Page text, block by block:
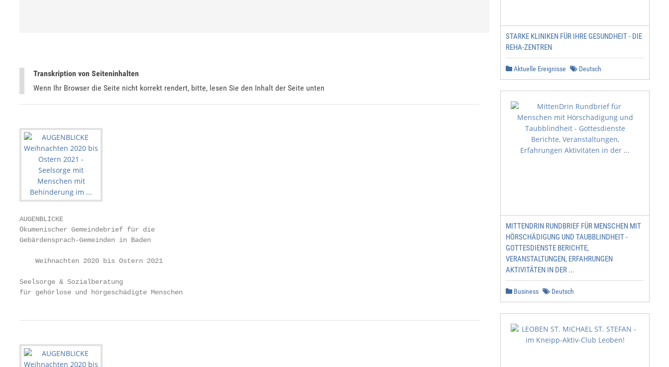
Transkription von Seiteninhalten
Wenn Ihr Browser die Seite nicht korrekt rendert, bitte, lesen Sie den Inhalt der Seite unten
AUGENBLICKE
Ökumenischer Gemeindebrief für die
Gebärdensprach-Gemeinden in Baden
    Weihnachten 2020 bis Ostern 2021
Seelsorge & Sozialberatung
für gehörlose und hörgeschädigte Menschen
STARKE KLINIKEN FÜR IHRE GESUNDHEIT - DIE
REHA-ZENTREN
Aktuelle Ereignisse Deutsch
MITTENDRIN RUNDBRIEF FÜR MENSCHEN MIT
HÖRSCHÄDIGUNG UND TAUBBLINDHEIT -
GOTTESDIENSTE BERICHTE,
VERANSTALTUNGEN, ERFAHRUNGEN
AKTIVITÄTEN IN DER ...
Business Deutsch